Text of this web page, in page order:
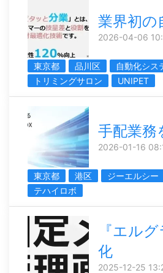
業界初の
2026-04-06
東京都 品川区
自動化シス
トリミングサロン
UNIPET
手配業務
2026-01-16
東京都 港区 ジーエルシー
テハイロボ
『エル
化
2025-12-25